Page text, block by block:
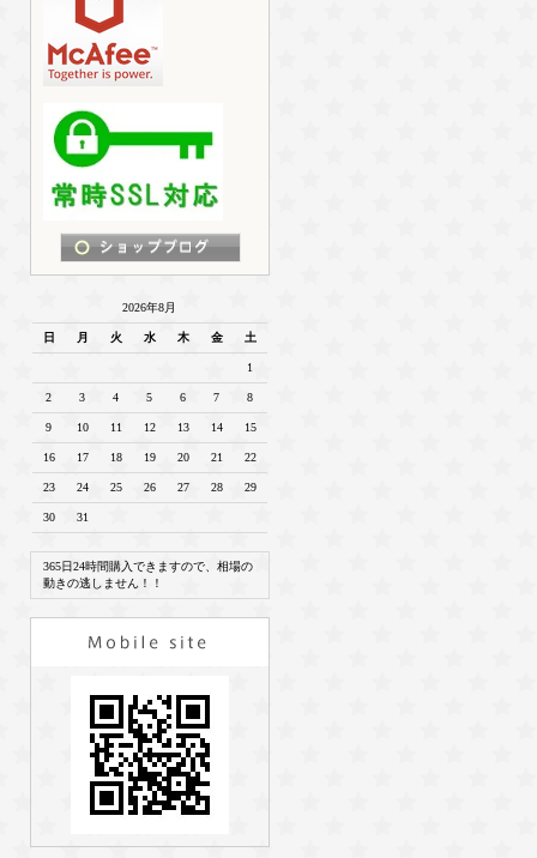
2026年8月
日 月 火 水 木 金 土
1
2 3 4 5 6 7 8
9 10 11 12 13 14 15
16 17 18 19 20 21 22
23 24 25 26 27 28 29
30 31
365日24時間購入できますので、相場の
動きの逃しません！！